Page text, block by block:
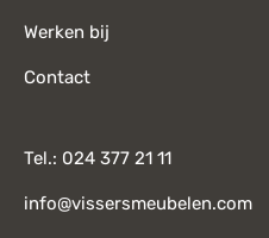
Werken bij
Contact
Tel.: 024 377 21 11
info@vissersmeubelen.com